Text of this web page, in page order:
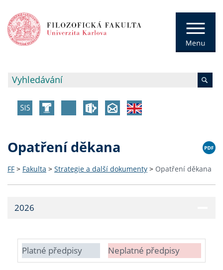
Opatření děkana
FF > Fakulta > Strategie a další dokumenty > Opatření děkana
2026
Platné předpisy Neplatné předpisy